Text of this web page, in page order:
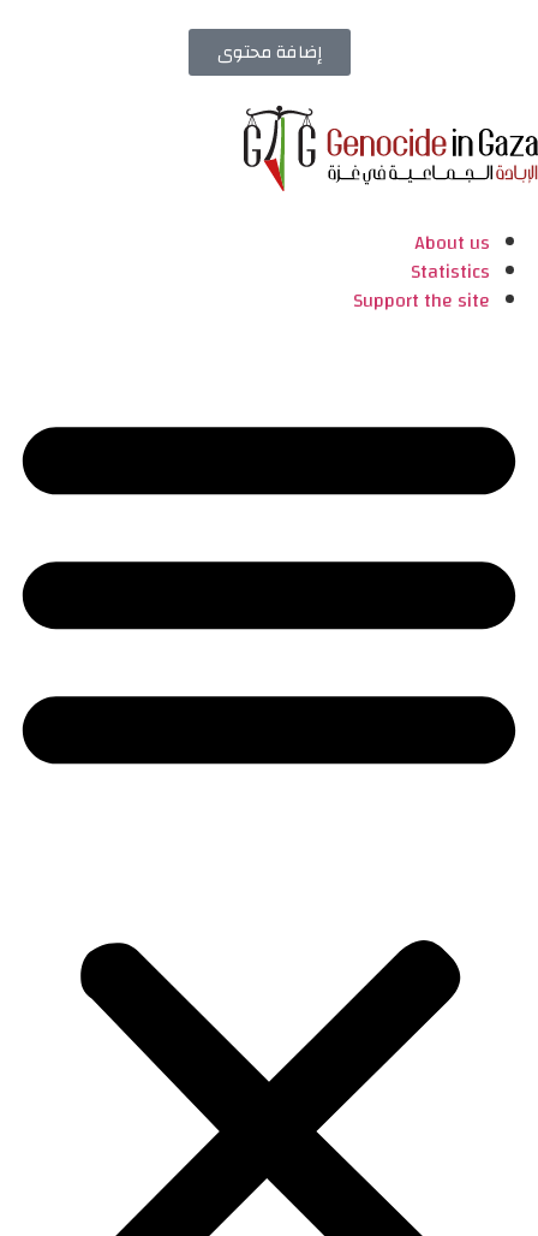
إضافة محتوى
About us
Statistics
Support the site